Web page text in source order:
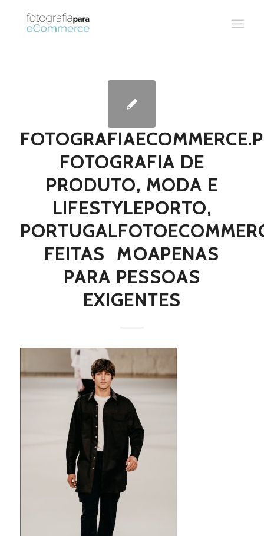
FOTOGRAFIA DE
PRODUTO, MODA E
LIFESTYLEPORTO,
FEITAS  MOAPENAS
PARA PESSOAS
EXIGENTES